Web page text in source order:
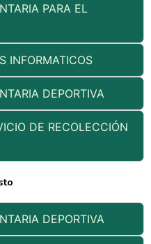
PARA EL
INFORMATICOS
DEPORTIVA
DE RECOLECCIÓN
DEPORTIVA